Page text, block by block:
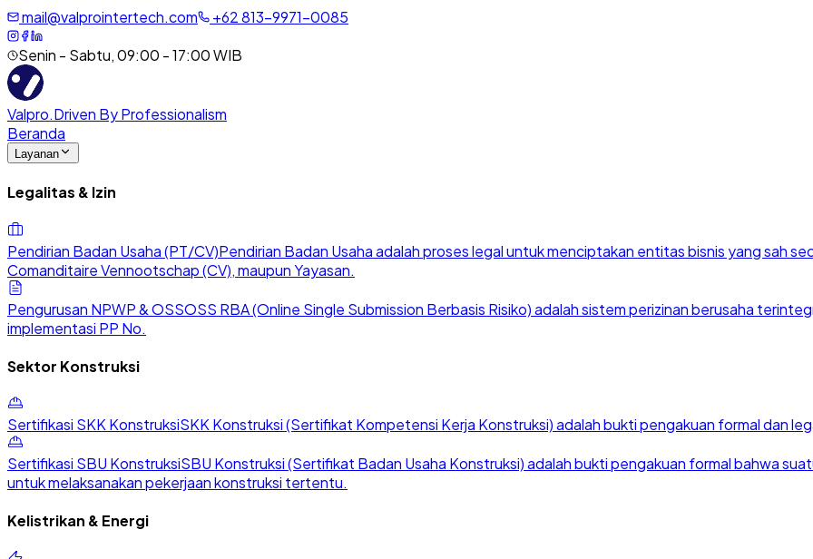
mail@valprointertech.com +62813-9971-0085
Senin - Sabtu, 09:00 - 17:00 WIB
Valpro.Driven By Professionalism
Beranda
Layanan
Legalitas & Izin
Pendirian Badan Usaha (PT/CV)Pendirian Badan Usaha adalah proses legal untuk menciptakan entitas bisnis yang sah
Comanditaire Vennootschap (CV), maupun Yayasan.
Pengurusan NPWP & OSSOSS RBA (Online Single Submission Berbasis Risiko) adalah sistem perizinan berusaha
implementasi PP No.
Sektor Konstruksi
Sertifikasi SKK KonstruksiSKK Konstruksi (Sertifikat Kompetensi Kerja Konstruksi) adalah bukti pengakuan formal dan
Sertifikasi SBU KonstruksiSBU Konstruksi (Sertifikat Badan Usaha Konstruksi) adalah bukti pengakuan formal bahwa
untuk melaksanakan pekerjaan konstruksi tertentu.
Kelistrikan & Energi